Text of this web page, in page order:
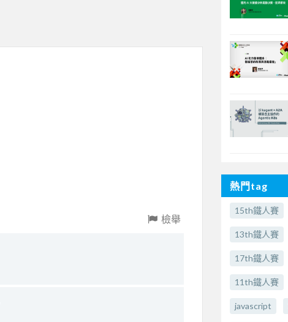
檢舉
熱門tag
15th鐵人賽
13th鐵人賽
17th鐵人賽
11th鐵人賽
javascript